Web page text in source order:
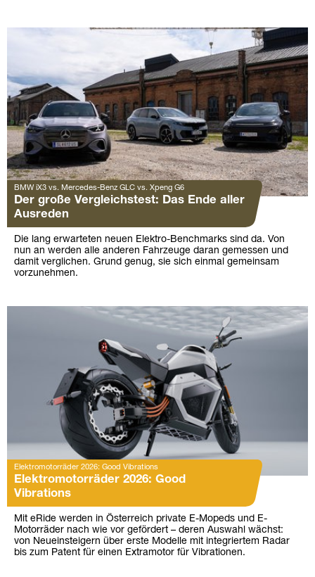
BMW iX3 vs. Mercedes-Benz GLC vs. Xpeng G6
Der große Vergleichstest: Das Ende aller
Ausreden
Die lang erwarteten neuen Elektro-Benchmarks sind da. Von
nun an werden alle anderen Fahrzeuge daran gemessen und
damit verglichen. Grund genug, sie sich einmal gemeinsam
vorzunehmen.
Elektromotorräder 2026: Good Vibrations
Elektromotorräder 2026: Good
Vibrations
Mit eRide werden in Österreich private E-Mopeds und E-
Motorräder nach wie vor gefördert – deren Auswahl wächst:
von Neueinsteigern über erste Modelle mit integriertem Radar
bis zum Patent für einen Extramotor für Vibrationen.